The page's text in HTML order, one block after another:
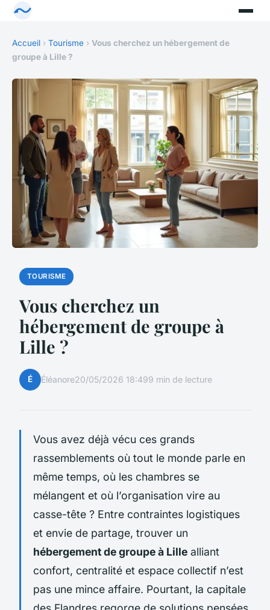
Accueil › Tourisme › Vous cherchez un hébergement de
groupe à Lille ?
TOURISME
Vous cherchez un
hébergement de groupe à
Lille ?
É Éléanore20/05/2026 18:499 min de lecture
Vous avez déjà vécu ces grands
rassemblements où tout le monde parle en
même temps, où les chambres se
mélangent et où l’organisation vire au
casse-tête ? Entre contraintes logistiques
et envie de partage, trouver un
hébergement de groupe à Lille alliant
confort, centralité et espace collectif n’est
pas une mince affaire. Pourtant, la capitale